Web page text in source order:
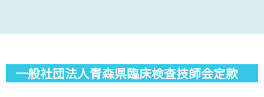
一般社団法人青森県臨床検査技師会定款